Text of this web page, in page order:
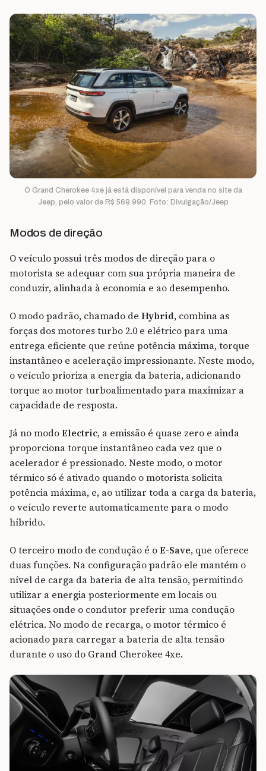
O Grand Cherokee 4xe já está disponível para venda no site da
Jeep, pelo valor de R$ 569.990. Foto: Divulgação/Jeep
Modos de direção
O veículo possui três modos de direção para o
motorista se adequar com sua própria maneira de
conduzir, alinhada à economia e ao desempenho.
O modo padrão, chamado de Hybrid, combina as
forças dos motores turbo 2.0 e elétrico para uma
entrega eficiente que reúne potência máxima, torque
instantâneo e aceleração impressionante. Neste modo,
o veículo prioriza a energia da bateria, adicionando
torque ao motor turboalimentado para maximizar a
capacidade de resposta.
Já no modoElectric, a emissão é quase zero e ainda
proporciona torque instantâneo cada vez que o
acelerador é pressionado. Neste modo, o motor
térmico só é ativado quando o motorista solicita
potência máxima, e, ao utilizar toda a carga da bateria,
o veículo reverte automaticamente para o modo
híbrido.
O terceiro modo de condução é oE-Save, que oferece
duas funções. Na configuração padrão ele mantém o
nível de carga da bateria de alta tensão, permitindo
utilizar a energia posteriormente em locais ou
situações onde o condutor preferir uma condução
elétrica. No modo de recarga, o motor térmico é
acionado para carregar a bateria de alta tensão
durante o uso do Grand Cherokee 4xe.